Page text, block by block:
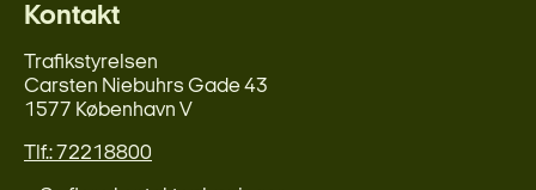
Kontakt
Trafikstyrelsen
Carsten Niebuhrs Gade 43
1577 København V
Tlf.: 72218800